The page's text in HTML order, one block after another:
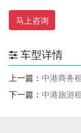
马上咨询
车型详情
上一篇： 中港商务
下一篇： 中港旅游